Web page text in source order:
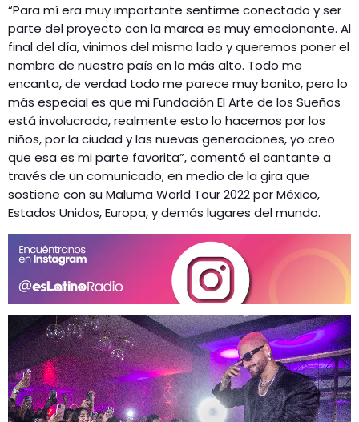
“Para mí era muy importante sentirme conectado y ser
parte del proyecto con la marca es muy emocionante. Al
final del día, vinimos del mismo lado y queremos poner el
nombre de nuestro país en lo más alto. Todo me
encanta, de verdad todo me parece muy bonito, pero lo
más especial es que mi Fundación El Arte de los Sueños
está involucrada, realmente esto lo hacemos por los
niños, por la ciudad y las nuevas generaciones, yo creo
que esa es mi parte favorita”, comentó el cantante a
través de un comunicado, en medio de la gira que
sostiene con su Maluma World Tour 2022 por México,
Estados Unidos, Europa, y demás lugares del mundo.